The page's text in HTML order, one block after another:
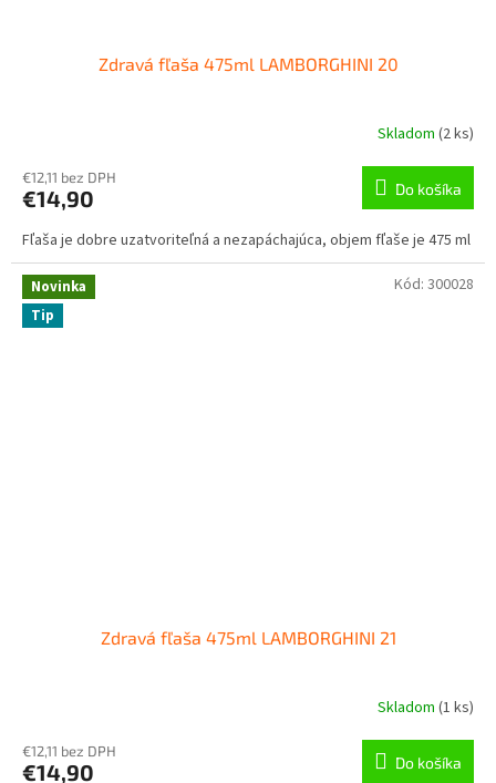
Zdravá fľaša 475ml LAMBORGHINI 20
Skladom (2 ks)
€12,11 bez DPH
€14,90 Do košíka
Fľaša je dobre uzatvoriteľná a nezapáchajúca, objem fľaše je 475 ml
Novinka
Tip
Zdravá fľaša 475ml LAMBORGHINI 21
Skladom (1 ks)
€12,11 bez DPH
€14,90 Do košíka
Kód: 300028